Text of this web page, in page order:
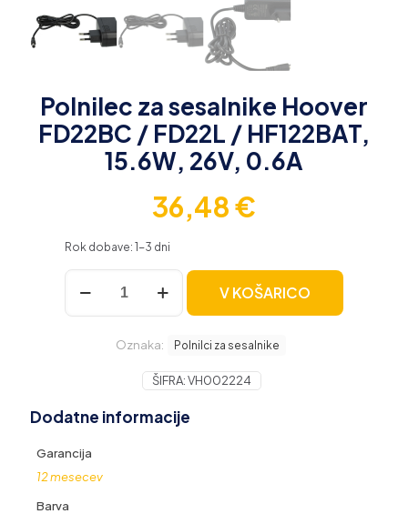
Polnilec za sesalnike Hoover
FD22BC / FD22L / HF122BAT,
15.6W, 26V, 0.6A
36,48€
Rok dobave: 1-3 dni
Polnilec
sesalnike
HF122BAT,
26V,
količina
V KOŠARICO
Oznaka: Polnilci za sesalnike
ŠIFRA:VH002224
Dodatne informacije
Garancija
12 mesecev
Barva